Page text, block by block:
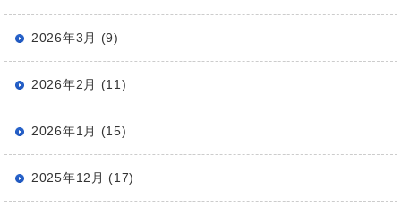
2026年3月 (9)
2026年2月 (11)
2026年1月 (15)
2025年12月 (17)